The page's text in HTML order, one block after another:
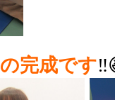
完成です